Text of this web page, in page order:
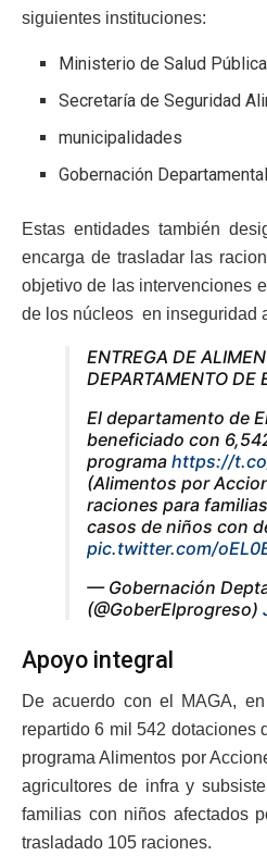
siguientes instituciones:
Ministerio de Salud
Secretaría de Seguridad
municipalidades
Gobernación
Estas entidades también
encarga de trasladar las
objetivo de las intervenciones
de los núcleos en inseguridad
ENTREGA DE
DEPARTAMENTO DE
El departamento de
beneficiado con
programa https://
(Alimentos por
raciones para
casos de niños con
pic.twitter.com/
— Gobernación
(@GoberElprogreso)
Apoyo integral
De acuerdo con el MAGA,
repartido 6 mil 542 dotaciones
programa Alimentos por
agricultores de infra y
familias con niños afectados
trasladado 105 raciones.